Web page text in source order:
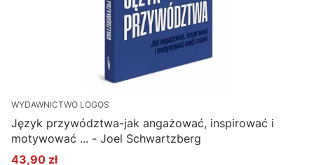
WYDAWNICTWO LOGOS
Język przywództwa-jak angażować, inspirować i
motywować ... - Joel Schwartzberg
43,90 zł